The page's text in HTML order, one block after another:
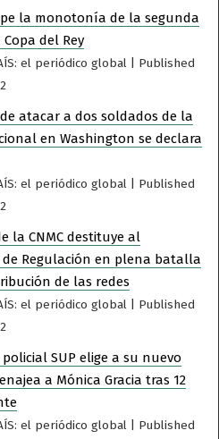
la monotonía de la segunda
del Rey
el periódico global
Published
atacar a dos soldados de la
en Washington se declara
el periódico global
Published
la CNMC destituye al
Regulación en plena batalla
de las redes
el periódico global
Published
SUP elige a su nuevo
a Mónica Gracia tras 12
el periódico global
Published